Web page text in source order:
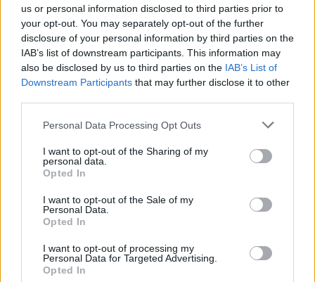
us or personal information disclosed to third parties prior to
your opt-out. You may separately opt-out of the further
disclosure of your personal information by third parties on the
IAB’s list of downstream participants. This information may
also be disclosed by us to third parties on the IAB’s List of
Downstream Participants that may further disclose it to other
Personal Data Processing Opt Outs
I want to opt-out of the Sharing of my
personal data.
Opted In
I want to opt-out of the Sale of my
Personal Data.
Opted In
I want to opt-out of processing my
Personal Data for Targeted Advertising.
Opted In
προσπαθούν να ξεχάσουν ότι
έγραψα το """"My Number
One""""»
ΧΤΕΣ
Ο συνθέτης μίλησε ανοιχτά για την
αχαριστία που βιώνει στον χώρο της
Νεαρός στο λιμάνι του Πειραιά:
«Πάω διακοπές έναν μήνα» ‑ Η
απίθανη ατάκα στην κάμερα του
ΧΤΕΣ
Η κάμερα της εκπομπής «Κοινωνία Ώρα
Παρασκευή 7 Αυγούστου.